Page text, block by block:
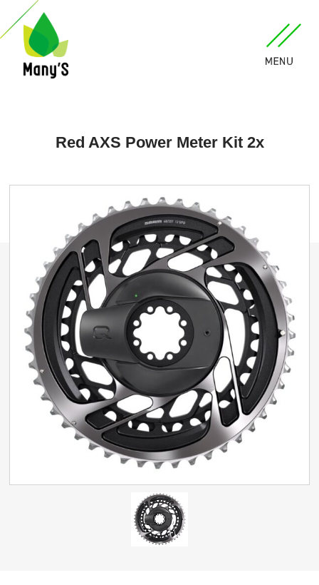
Red AXS Power Meter Kit 2x